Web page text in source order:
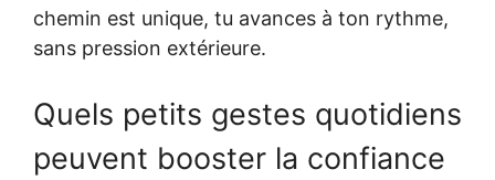
chemin est unique, tu avances à ton rythme,
sans pression extérieure.
Quels petits gestes quotidiens
peuvent booster la confiance